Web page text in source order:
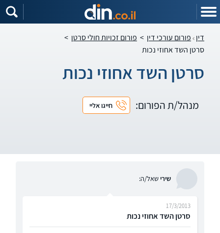
דין פורום עורכי דין > פורום זכויות חולי סרטן >
סרטן השד אחוזי נכות
סרטן השד אחוזי נכות
מנהל/ת הפורום: חייגו אליי
שירישאל/ה:
סרטן השד אחוזי נכות
17/3/2013